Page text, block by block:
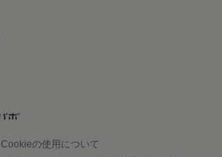
Cookieの使用について